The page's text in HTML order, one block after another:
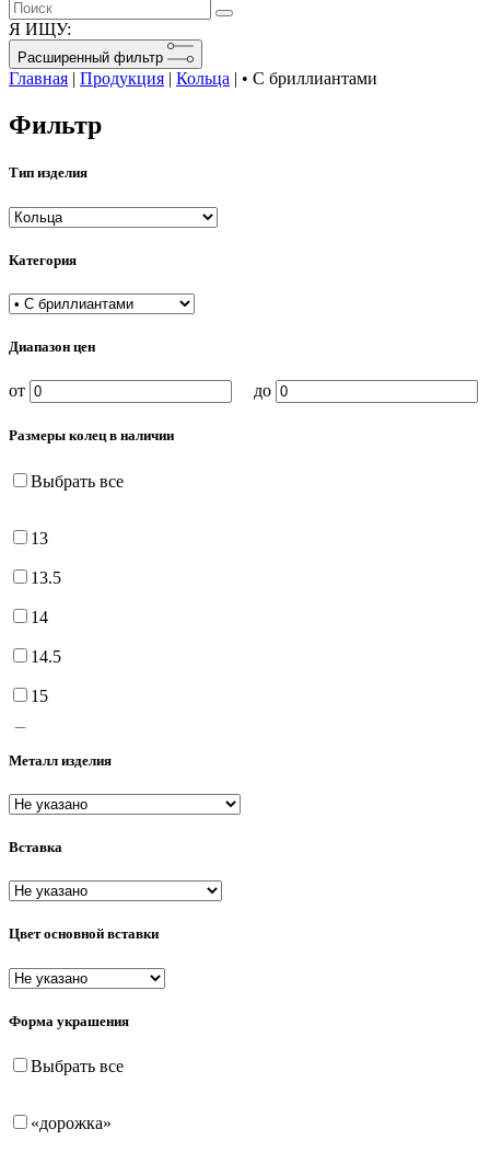
Я ИЩУ:
Расширенный фильтр
Главная | Продукция | Кольца | • С бриллиантами
Фильтр
Тип изделия
Категория
Диапазон цен
от до
Размеры колец в наличии
Выбрать все
13
13.5
14
14.5
15
16.5
17
17.5
18
18.5
20.5
Металл изделия
Вставка
Цвет основной вставки
Форма украшения
Выбрать все
«дорожка»